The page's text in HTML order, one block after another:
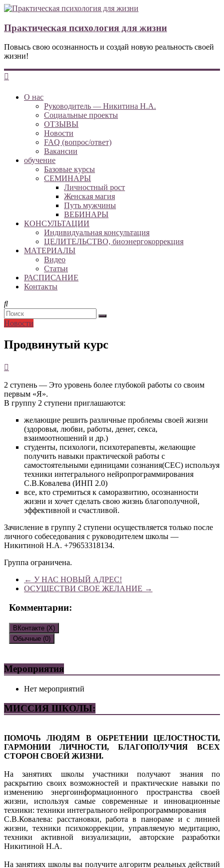
Практическая психология для жизни
Повысь свою осознанность и создай новую реальность своей
жизни!
О нас
Руководитель — Никитина Н.А.
Социальные проекты
ОТЗЫВЫ
Новости
FAQ (вопрос/ответ)
Вакансии
обучение
Базовые курсы
СЕМИНАРЫ
Личностный рост
Женская магия
Путь мужчины
ВЕБИНАРЫ
КОНСУЛЬТАЦИИ
Индивидуальная консультация
ЦЕЛИТЕЛЬСТВО, биоэнергокоррекция
МАТЕРИАЛЫ
Видео
Статьи
РАСПИСАНИЕ
Контакты
Новости
Продвинутый курс
2 ступень — Это уровень более глубокой работы со своим
первым «Я».
В группу 2 ступени приглашаются:
желающие решить различные проблемы своей жизни
(здоровья, любви, работы, денег, секса,
взаимоотношений и др.)
студенты, психологи, психотерапевты, желающие
получить навыки практической работы с
самостоятельными единицами сознания(СЕС) используя
техники интегрального нейропрограммирования
С.В.Ковалева (ИНП 2.0)
все, кто стремиться к саморазвитию, осознанности
жизни и хочет сделать свою жизнь благополучной,
эффективной и счастливой.
Зачисление в группу 2 ступени осуществляется только после
личного собеседования с руководителем школы —
Никитиной Н.А. +79653318134.
Группа ограничена.
← У НАС НОВЫЙ АДРЕС!
ОСУЩЕСТВИ СВОЕ ЖЕЛАНИЕ →
Комментарии:
ВКонтакте (X)
Обычные (0)
Добавить комментарий
Ваш адрес email не будет опубликован.
Комментарий
Имя*
Email*
Сайт
Мероприятия
Нет мероприятий
МИССИЯ ШКОЛЫ:
ПОМОЧЬ ЛЮДЯМ В ОБРЕТЕНИИ ЦЕЛОСТНОСТИ,
ГАРМОНИИ ЛИЧНОСТИ, БЛАГОПОЛУЧИЯ ВСЕХ
СТОРОН СВОЕЙ ЖИЗНИ.
На занятиях школы участники получают знания по
раскрытию своих возможностей и практические навыки по
изменению энергоинформационного пространства своей
жизни, используя самые современные и инновационные
техники: техники интегрального нейропрограммирования
С.В.Ковалева: расстановки, работа в панораме и с линией
жизни, техники психокоррекции, управляемую медитацию,
техники активной визуализации, авторские разработки
Никитиной Н.А.
На занятиях школы вы получите алгоритм реальных действий